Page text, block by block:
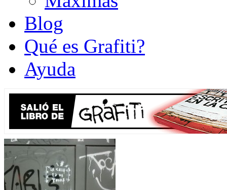
Blog
Qué es Grafiti?
Ayuda